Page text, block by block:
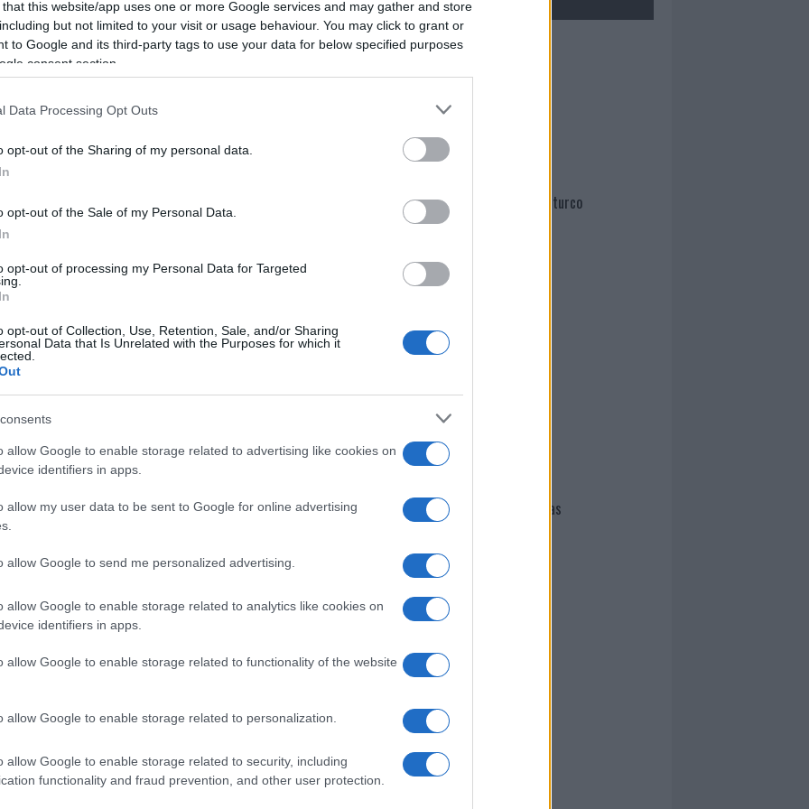
that this website/app uses one or more Google services and may gather and store
but not limited to your visit or usage behaviour. You may click to grant or
to Google and its third-party tags to use your data for below specified purposes
consent section.
Data Processing Opt Outs
opt-out of the Sharing of my personal data.
opt-out of the Sale of my Personal Data.
opt-out of processing my Personal Data for Targeted
opt-out of Collection, Use, Retention, Sale, and/or Sharing
Data that Is Unrelated with the Purposes for which it
allow Google to enable storage related to advertising like cookies on
identifiers in apps.
allow my user data to be sent to Google for online advertising
allow Google to send me personalized advertising.
allow Google to enable storage related to analytics like cookies on
identifiers in apps.
allow Google to enable storage related to functionality of the website
allow Google to enable storage related to personalization.
allow Google to enable storage related to security, including
functionality and fraud prevention, and other user protection.
domande 20 marzo 2018.
Comune di Olbia nelle sezioni “Comune
alla modulistica.
presso lo
n.1 e l’assessorato alle politiche
n.1, c/o Delta Center, 2° piano.
essere richiesti al Funzionario D.ssa Maria
e-mail
di GalluraOggi.it
i tuoi video e le tue foto
+39 345 356 7512
news daGoogle News
Mario Malu
Martina Agostina Diturco
I nostri cari
I nostri cari
Giovannimaria Cabras